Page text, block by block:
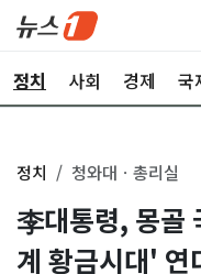
정치 사회 경제 국
정치 청와대ㆍ총리실
李대통령, 몽골
계 황금시대' 연